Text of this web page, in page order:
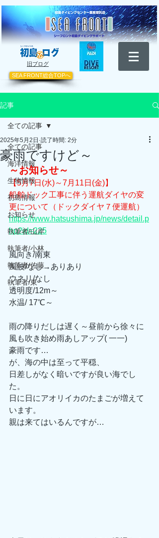
​旧ブログ
SEA FRONT総合TOPへ
記事
全ての記事
海洋情報
生物情報
初島情報
お知らせ
執筆者/山岸
執筆者/小林
執筆者/佐藤
執筆者/東
全ての記事
豪雨ですけど～
2025年5月2日 読了時間: 2分
～お知らせ～
【5月7日(水)～7月11日(金)】
船舶ドック工事に伴う運航ダイヤの変
更について（ドックダイヤ７便運航）
https://www.hatsushima.jp/news/detail.p
hp?id=225
風向き/南東
風波/なし→ありあり
ウネリ/なし
透明度/12m～
水温/ 17℃～
雨の降りだしは遅く～昼前から徐々に
風も吹き始め雨あしアップ( 一一)
豪雨です…
が、海の中は至って平穏、
日差しがなく暗いですが良い海でし
た。
日に日にアオリイカのたまごが増えて
います。
親は来てはいるんですが…